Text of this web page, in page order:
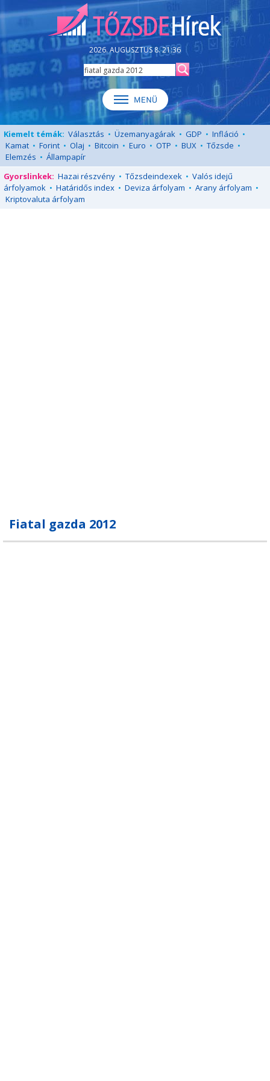
2026. AUGUSZTUS 8. 21:36
Kiemelt témák: Választás • Üzemanyagárak • GDP • Infláció •
Kamat • Forint • Olaj • Bitcoin • Euro • OTP • BUX • Tőzsde •
Elemzés • Állampapír
Gyorslinkek: Hazai részvény • Tőzsdeindexek • Valós idejű
árfolyamok • Határidős index • Deviza árfolyam • Arany árfolyam •
Kriptovaluta árfolyam
Fiatal gazda 2012